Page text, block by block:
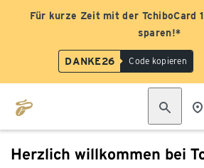
Für kurze Zeit mit der TchiboCard
sparen!*
DANKE26 Code kopieren
Herzlich willkommen bei